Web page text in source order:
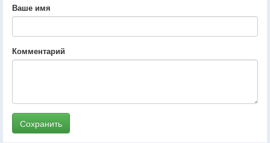
Ваше имя
Комментарий
Сохранить